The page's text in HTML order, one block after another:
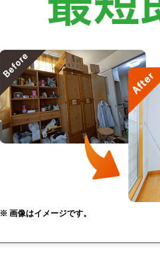
※ 画像はイメージです。